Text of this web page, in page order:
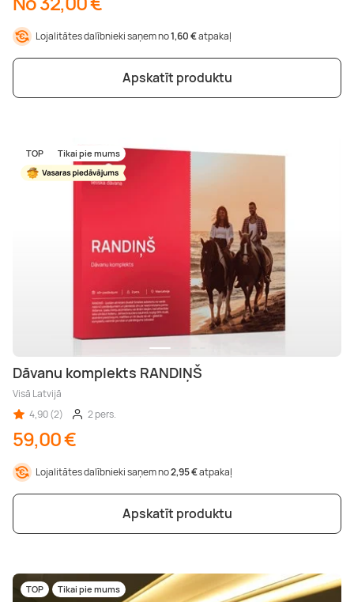
Lojalitātes dalībnieki saņem no1,60 €atpakaļ
Apskatīt produktu
TOP Tikai pie mums
Dāvanu komplekts RANDIŅŠ
Visā Latvijā
4,90 (2)
2 pers.
59,00 €
Lojalitātes dalībnieki saņem no2,95 €atpakaļ
Apskatīt produktu
TOP Tikai pie mums